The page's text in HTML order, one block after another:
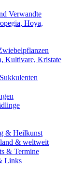
Verwandte
Hoya,
Kultivare, Kristate
& Heilkunst
& weltweit
& Termine
Links